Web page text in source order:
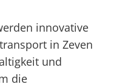
innovative
in Zeven
und
die